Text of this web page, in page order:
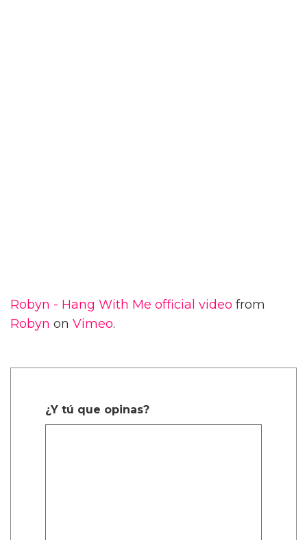
Robyn - Hang With Me official video from
Robyn on Vimeo.
¿Y tú que opinas?